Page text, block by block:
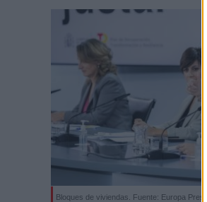
Bloques de viviendas. Fuente: Europa Press.